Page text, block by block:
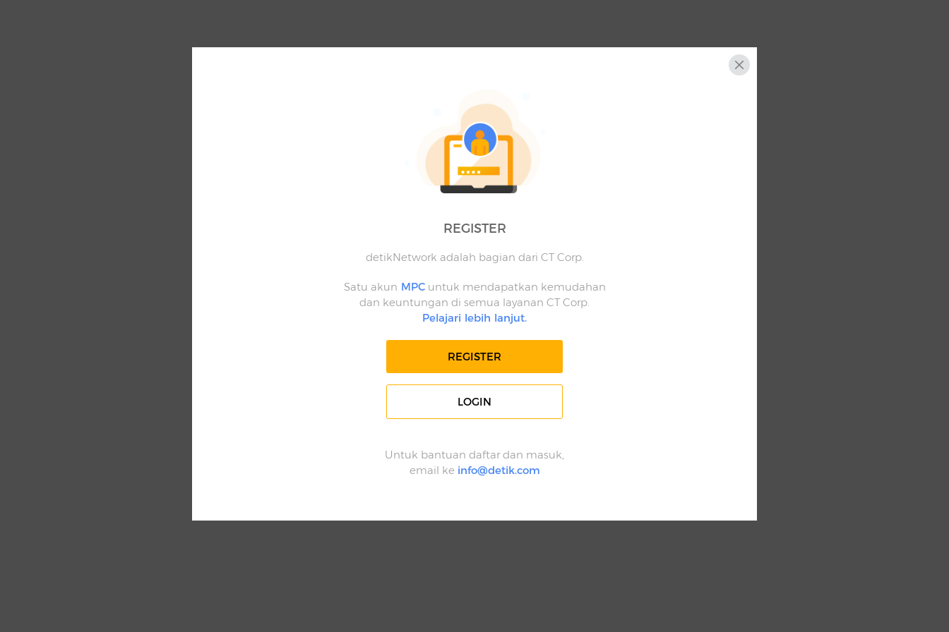
REGISTER
detikNetwork adalah bagian dari CT Corp.
Satu akun MPCuntuk mendapatkan kemudahan
dan keuntungan di semua layanan CT Corp.
Pelajari lebih lanjut.
REGISTER
LOGIN
Untuk bantuan daftar dan masuk,
email ke info@detik.com